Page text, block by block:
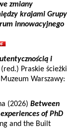
zmiany
krajami Grupy
innowacyjnego
i
Praskie ścieżki
Warszawy:
(2026) Between
of PhD
and the Built